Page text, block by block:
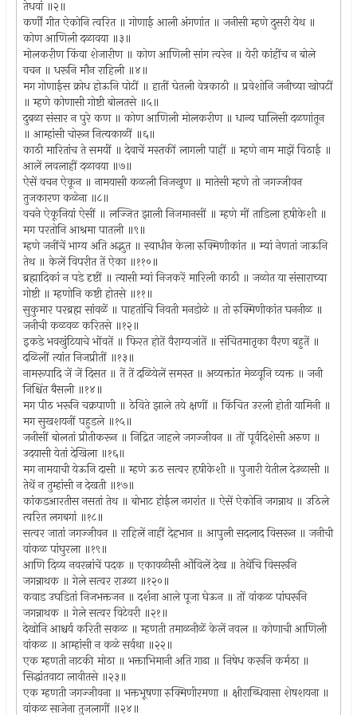
तेधवां ॥२॥
कर्णीं गीत ऐकोनि त्वरित ॥ गोणाई आली अंगणांत ॥ जनीसी म्हणे दुसरी येथ ॥
कोण आणिली दळावया ॥३॥
मोलकरीण किंवा शेजारीण ॥ कोण आणिली सांग त्वरेन ॥ येरी कांहींच न बोले
वचन ॥ धरूनि मौन राहिली ॥४॥
मग गोणाईस क्रोध होऊनि पोटीं ॥ हातीं घेतली वेत्रकाठी ॥ प्रवेशोनि जनीच्या खोपटीं
॥ म्हणे कोणासी गोष्टी बोलतसे ॥५॥
दुबळा संसार न पुरे कण ॥ कोण आणिली मोलकरीण ॥ धान्य घालिसी दळणांतून
॥ आम्हांसी चोरून नित्यकाळीं ॥६॥
काठी मारितांच ते समयीं ॥ देवाचें मस्तकीं लागली पाहीं ॥ म्हणे नाम माझें विठाई ॥
आलें लवलाहीं दळावया ॥७॥
ऐसें वचन ऐकून ॥ नामयासी कळली निजखूण ॥ मातेसी म्हणे तो जगज्जीवन
तुजकारण कळेना ॥८॥
वचने ऐकूनियां ऐसीं ॥ लज्जित झाली निजमानसीं ॥ म्हणे मीं ताडिला हृषीकेशी ॥
मग परतोनि आश्रमा पातली ॥९॥
म्हणे जनींचें भाग्य अति अद्भुत ॥ स्वाधीन केला रुक्मिणीकांत ॥ म्यां नेणतां जाऊनि
तेथ ॥ केलें विपरीत तें ऐका ॥११०॥
ब्रह्मादिकां न पडे दृष्टीं ॥ त्यासी म्यां निजकरें मारिली काठी ॥ जळोत या संसाराच्या
गोष्टी ॥ म्हणोनि कष्टी होतसे ॥११॥
सुकुमार परब्रह्म सांवळें ॥ पाहतांचि निवती मनडोळे ॥ तो रुक्मिणीकांत घननीळ ॥
जनीची कळवळ करितसे ॥१२॥
इकडे भवखुंटियाचे भोंवतें ॥ फिरत होतें वैराग्यजांतें ॥ संचितमातृका वैरण बहुतें ॥
दळिलीं त्यांत निजप्रीतीं ॥१३॥
नामरूपादि जें जें दिसत ॥ तें तें दळियेलें समस्त ॥ अव्यक्तांत मेळवूनि व्यक्त ॥ जनी
निश्चिंत बैसली ॥१४॥
मग पीठ भरूनि चक्रपाणी ॥ ठेविते झाले तये क्षणीं ॥ किंचित उरली होती यामिनी ॥
मग सुखशयनीं पहुडले ॥१५॥
जनीसीं बोलतां प्रीतीकरून ॥ निद्रित जाहले जगज्जीवन ॥ तों पूर्वदिशेसी अरुण ॥
उदयासी येतां देखिला ॥१६॥
मग नामयाची येऊनि दासी ॥ म्हणे ऊठ सत्वर हृषीकेशी ॥ पुजारी येतील देउळासी ॥
तेथें न तुम्हांसी न देखती ॥१७॥
कांकडआरतीस नसतां तेथ ॥ बोभाट होईल नगरांत ॥ ऐसें ऐकोनि जगन्नाथ ॥ उठिले
त्वरित लगबगां ॥१८॥
सत्वर जातां जगज्जीवन ॥ राहिलें नाहीं देहभान ॥ आपुली सदलाद विसरून ॥ जनीची
वांकळ पांघुरला ॥१९॥
आणि दिव्य नवरत्नांचें पदक ॥ एकावळीसी ओंविलें देख ॥ तेथेंचि विसरूनि
जगन्नाथक ॥ गेले सत्वर राउळा ॥१२०॥
कवाड उघडितां निजभक्तजन ॥ दर्शना आले पूजा घेऊन ॥ तों वांकळ पांघरूनि
जगन्नाथक ॥ गेले सत्वर विटेवरी ॥२१॥
देखोनि आश्चर्य करिती सकळ ॥ म्हणती तमाळनीळें केलें नवल ॥ कोणाची आणिली
वांकळ ॥ आम्हांसी न कळे सर्वथा ॥२२॥
एक म्हणती नाटकी मोठा ॥ भक्ताभिमानी अति गाढा ॥ निषेध करूनि कर्मठा ॥
सिद्धांतवाटा लावीतसे ॥२३॥
एक म्हणती जगज्जीवना ॥ भक्तभूषणा रुक्मिणीरमणा ॥ क्षीराब्धिवासा शेषशयना ॥
वांकळ साजेना तुजलागीं ॥२४॥